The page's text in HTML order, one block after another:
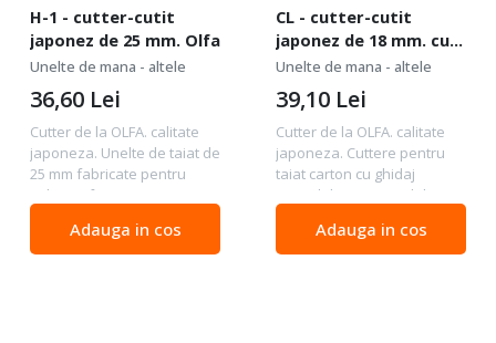
H-1 - cutter-cutit
japonez de 25 mm. Olfa
Unelte de mana - altele
Cutter de la OLFA. calitate
japoneza. Unelte de taiat de
25 mm fabricate pentru
solicitari foarte mari.
garnitura antiderapanta din
cauciuc si mecanism de
36,60 Lei
Adauga in cos
CL - cutter-cutit
japonez de 18 mm. cu
ghidaj ajustabil. Olfa
Unelte de mana - altele
Cutter de la OLFA. calitate
japoneza. Cuttere pentru
taiat carton cu ghidaj
ajustabil Dispozitivul de
sarcini grele este unul
dintre cele mai versatile
39,10 Lei
Adauga in cos